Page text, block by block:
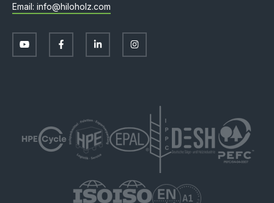
info@hiloholz.com